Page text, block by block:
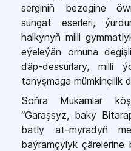
serginiň bezegine
sungat eserleri,
halkynyň milli
eýeleýän ornuna
däp-dessurlary, milli
tanyşmaga mümkinçilik
Soňra Mukamlar
“Garaşsyz, baky
batly at-myradyň
baýramçylyk çärelerine